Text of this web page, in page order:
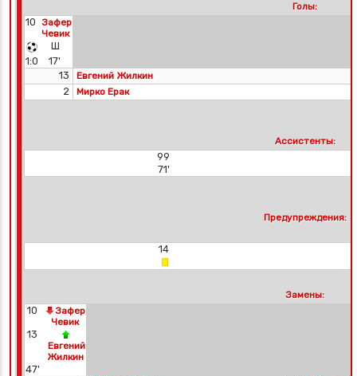
Голы:
10
Зафер
Чевик
Ш
1:0
17'
13
Евгений Жилкин
2 Мирко Ерак
Ассистенты:
99
71'
Предупреждения:
14
Замены:
10
Зафер
Чевик
13
Евгений
Жилкин
47'